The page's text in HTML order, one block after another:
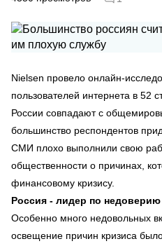
Nielsen провело онлайн-
пользователей интернета в 52
России совпадают с
большинство респондентов
СМИ плохо выполнили свою
общественности о причинах,
финансовому кризису.
Россия - лидер по
Особенно много недовольных
освещение причин кризиса